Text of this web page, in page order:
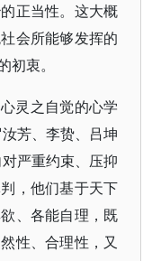
正当性。这大概
会所能够发挥的
衷。
灵之自觉的心学
芳、李贽、吕坤
严重约束、压抑
，他们基于天下
、各能自理，既
性、合理性，又